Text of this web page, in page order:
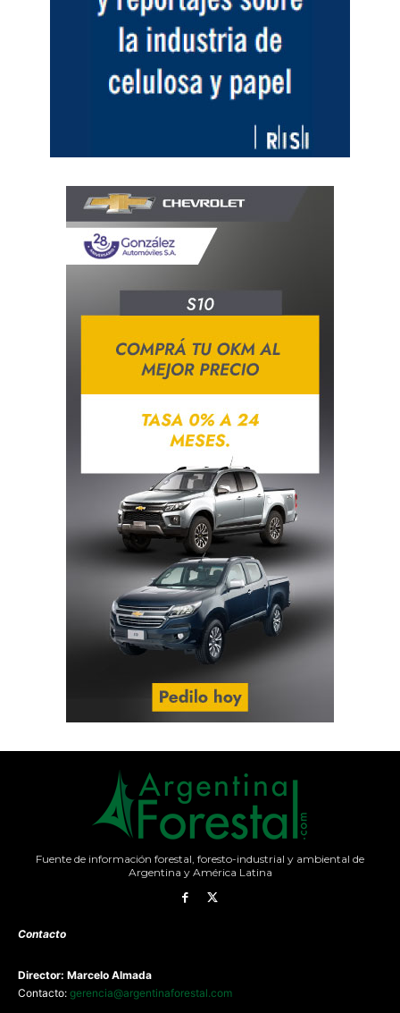
Fuente de información forestal, foresto-industrial y ambiental de
Argentina y América Latina
Contacto
Director: Marcelo Almada
Contacto: gerencia@argentinaforestal.com